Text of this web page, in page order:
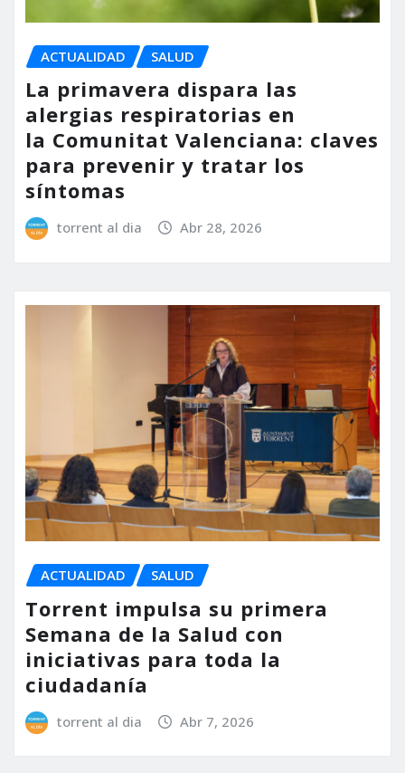
ACTUALIDAD SALUD
La primavera dispara las
alergias respiratorias en
la Comunitat Valenciana: claves
para prevenir y tratar los
síntomas
torrent al dia Abr 28, 2026
ACTUALIDAD SALUD
Torrent impulsa su primera
Semana de la Salud con
iniciativas para toda la
ciudadanía
torrent al dia Abr 7, 2026